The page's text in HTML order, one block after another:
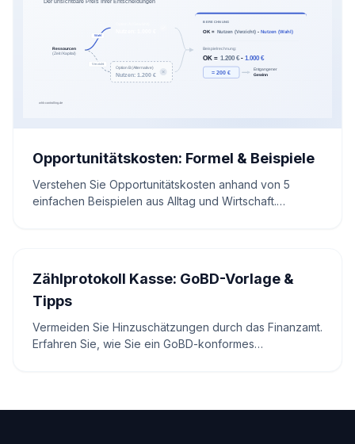
Opportunitätskosten: Formel & Beispiele
Verstehen Sie Opportunitätskosten anhand von 5
einfachen Beispielen aus Alltag und Wirtschaft.
Zählprotokoll Kasse: GoBD-Vorlage &
Tipps
Vermeiden Sie Hinzuschätzungen durch das Finanzamt.
Erfahren Sie, wie Sie ein GoBD-konformes